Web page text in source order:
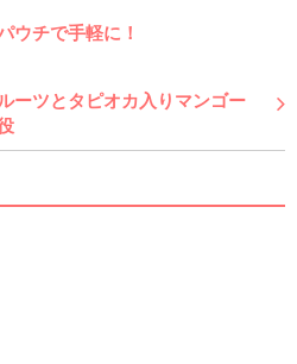
ウチで手軽に！
ーツとタピオカ入りマンゴー